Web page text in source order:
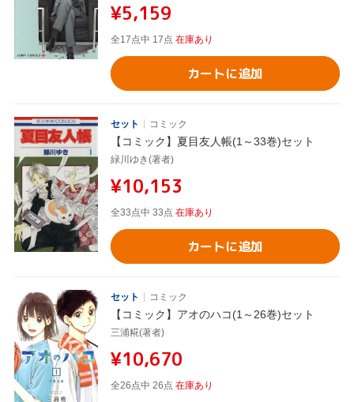
¥5,159
全17点中 17点 在庫あり
カートに追加
セット コミック
【コミック】夏目友人帳(1～33巻)セット
緑川ゆき(著者)
¥10,153
全33点中 33点 在庫あり
カートに追加
セット コミック
【コミック】アオのハコ(1～26巻)セット
三浦糀(著者)
¥10,670
全26点中 26点 在庫あり